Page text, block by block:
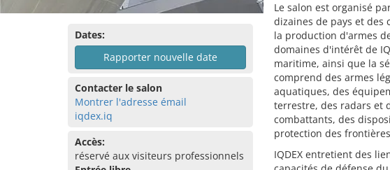
Dates:
Rapporter nouvelle date
Contacter le salon
Montrer l'adresse émail
iqdex.iq
Accès:
réservé aux visiteurs professionnels
Le salon est organisé
dizaines de pays et des
la production d'armes
domaines d'intérêt de
maritime, ainsi que la
comprend des armes
aquatiques, des
terrestre, des radars et
combattants, des
protection des
IQDEX entretient des